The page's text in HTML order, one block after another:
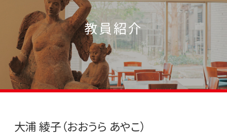
教員紹介
大浦 綾子（おおうら あやこ）